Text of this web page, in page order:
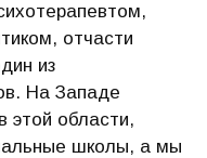
отчасти
из
На Западе
этой области,
школы, а мы